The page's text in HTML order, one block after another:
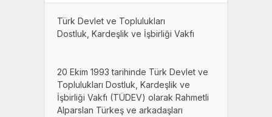
Türk Devlet ve Toplulukları
Dostluk, Kardeşlik ve İşbirliği Vakfı
20 Ekim 1993 tarihinde Türk Devlet ve
Toplulukları Dostluk, Kardeşlik ve
İşbirliği Vakfı (TÜDEV) olarak Rahmetli
Alparslan Türkeş ve arkadaşları